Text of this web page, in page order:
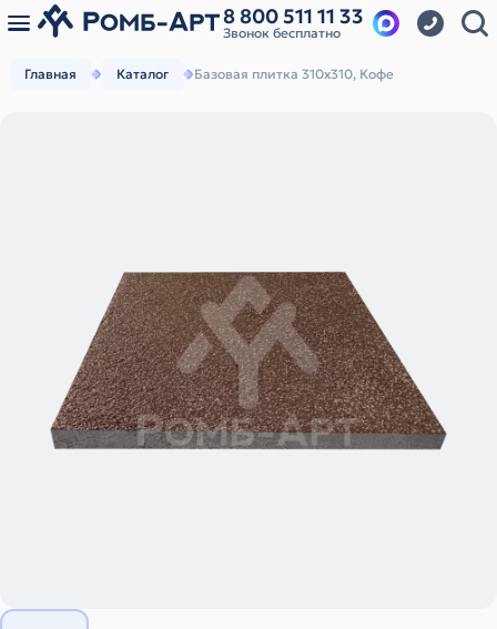
8 800 511 11 33
Звонок бесплатно
Главная Каталог Базовая плитка 310х310, Кофе